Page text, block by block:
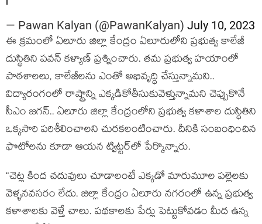
— Pawan Kalyan (@PawanKalyan) July 10, 2023
ఈ క్ర‌మంలో ఏలూరు జిల్లా కేంద్రం ఏలూరులోని ప్ర‌భుత్వ కాలేజీ
దుస్థితిని ప‌వ‌న్ క‌ళ్యాణ్ ప్ర‌శ్నించారు. త‌మ ప్ర‌భుత్వ హ‌యాంలో
పాఠ‌శాల‌లు, కాలేజీల‌ను ఎంతో అభివృద్ధి చేస్తున్నామ‌ని..
విద్యారంగంలో రాష్ట్రాన్ని ఎక్క‌డికోతీసుకువెళ్తున్నామ‌ని చెప్పుకొనే
సీఎం జ‌గ‌న్‌.. ఏలూరు జిల్లా కేంద్రంలోని ప్ర‌భుత్వ క‌ళాశాల దుస్థితిని
ఒక్క‌సారి ప‌రిశీలించాల‌ని చుర‌క‌లంటించారు. దీనికి సంబంధించిన
ఫొటోల‌ను కూడా ఆయ‌న ట్విట్ట‌ర్‌లో పేర్కొన్నారు.
“చెట్ల కింద చదువులు చూడాలంటే ఎక్కడో మారుమూల పల్లెలకు
వెళ్ళనవసరం లేదు. జిల్లా కేంద్రం ఏలూరు నగరంలో ఉన్న ప్రభుత్వ
కళాశాలకు వెళ్తే చాలు. పథకాలకు పేర్లు పెట్టుకోవడం మీద ఉన్న